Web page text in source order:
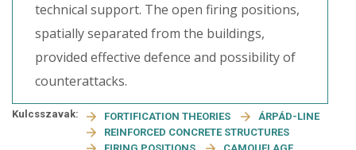
technical support. The open firing positions,
spatially separated from the buildings,
provided effective defence and possibility of
counterattacks.
Kulcsszavak: FORTIFICATION THEORIES
ÁRPÁD-LINE
REINFORCED CONCRETE STRUCTURES